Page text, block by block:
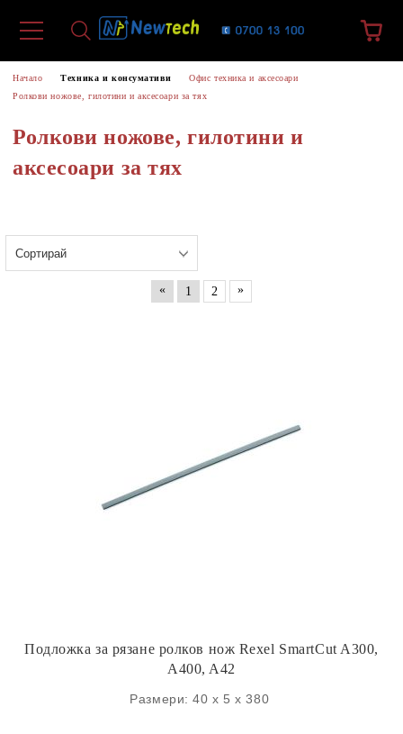
Начало Техника и консумативи
Офис техника и аксесоари
Ролкови ножове, гилотини и аксесоари за тях
Ролкови ножове, гилотини и
аксесоари за тях
« 1 2 »
Подложка за рязане ролков нож Rexel SmartCut A300,
A400, A42
Размери: 40 x 5 x 380